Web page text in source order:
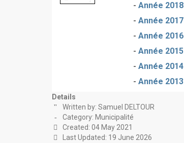
- Année 2018
- Année 2017
- Année 2016
- Année 2015
- Année 2014
- Année 2013
Details
Written by: Samuel DELTOUR
Category: Municipalité
Created: 04 May 2021
Last Updated: 19 June 2026